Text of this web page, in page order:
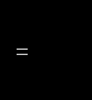
content